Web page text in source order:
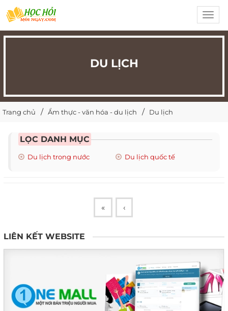
DU LỊCH
Trang chủ Ẩm thực - văn hóa - du lịch Du lịch
LỌC DANH MỤC
Du lịch trong nước Du lịch quốc tế
« ‹
LIÊN KẾT WEBSITE